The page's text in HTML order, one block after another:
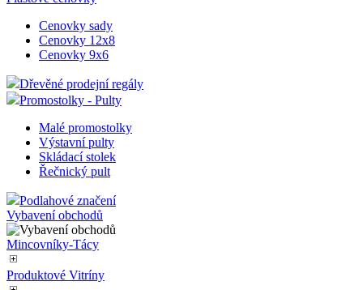
Cenovková lišta LH1
Cenovková lišta LH2
Cenovková lišta LH3
Cenovková lišta LH4
Cenovková lišta LH5
Barevné vložky do lišt
Plastové cenovky
Cenovky sady
Cenovky 12x8
Cenovky 9x6
Dřevěné prodejní regály
Promostolky - Pulty
Malé promostolky
Výstavní pulty
Skládací stolek
Řečnický pult